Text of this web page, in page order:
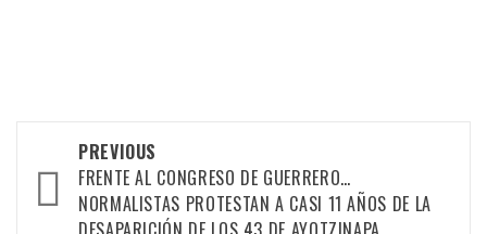
navigation
PREVIOUS
FRENTE AL CONGRESO DE GUERRERO…
NORMALISTAS PROTESTAN A CASI 11 AÑOS DE LA